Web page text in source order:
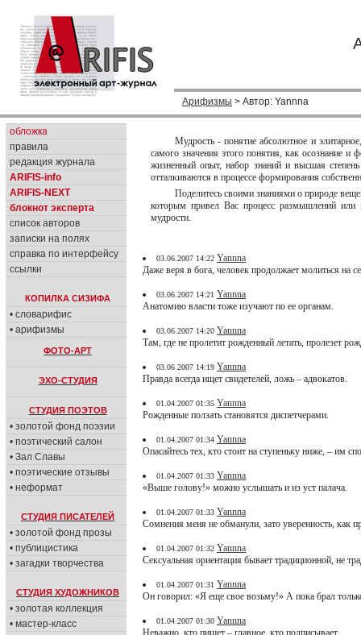
Арифизмы > Автор: Yannna
обложка
правила
редакция журнала
ARIFIS-info
ARIFIS-NEXT
блокнот эксперта
список авторов
записки на полях
справка по интерфейсу
ссылки
КОПИЛКА СИЗИФА
• словарифис
• арифизмы
ФОТО-АРТ
ЭХО-СТУДИЯ
СТУДИЯ ПОЭТОВ
• золотой фонд поэзии
• поэтический салон
• Зал Славы
• поэтические отзывы
• неформат
СТУДИЯ ПИСАТЕЛЕЙ
• золотой фонд прозы
• публицистика
• загадки творчества
СТУДИЯ ХУДОЖНИКОВ
• золотая коллекция
• мастер-класс
Мудрость - понятие абсолютное и
самого значения этого понятия, как осознание
жизненный опыт, набор знаний и высшая
отталкиваются в процессе формирования
Поделитесь своими знаниями о природе
которым привел Вас процесс размышлений или
мудрости.
03.06.2007 14:22 Yannna
Даже веря в бога, человек продолжает молиться на
03.06.2007 14:21 Yannna
Анатомию власти тоже изучают по ее органам.
03.06.2007 14:20 Yannna
Там, где не пролетит рожденный летать, пролезет
03.06.2007 14:19 Yannna
Правда всегда ищет свидетелей, ложь – адвокатов.
01.04.2007 01:35 Yannna
Рожденные ползать становятся диспетчерами.
01.04.2007 01:34 Yannna
Опасайтесь тех, кто стоит на ступеньку ниже, – им
01.04.2007 01:33 Yannna
«Выше голову!» можно услышать и из уст палача.
01.04.2007 01:33 Yannna
Сомнения меня не обманули, зато уверенность, как
01.04.2007 01:32 Yannna
Сексуальная ориентация бывает традиционной, не
01.04.2007 01:31 Yannna
Он говорил: «Я еще свое возьму!» А пока брал
01.04.2007 01:30 Yannna
Неважно, кто пишет – главное, кто подписывает.